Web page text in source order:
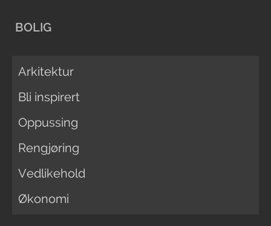
BOLIG
Arkitektur
Bli inspirert
Oppussing
Rengjøring
Vedlikehold
Økonomi